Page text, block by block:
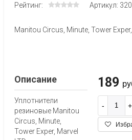
Рейтинг: Артикул:
Manitou Circus, Minute, Tower
189
Описание
Уплотнители
резиновые Manitou
Circus, Minute,
Tower Exper, Marvel